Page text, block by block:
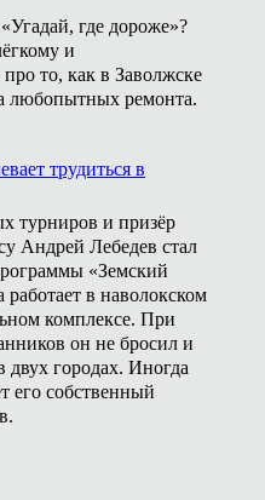
где дороже»?
и
то, как в Заволжске
любопытных ремонта.
трудиться в
турниров и призёр
Андрей Лебедев стал
«Земский
в наволокском
комплексе. При
он не бросил и
двух городах. Иногда
его собственный